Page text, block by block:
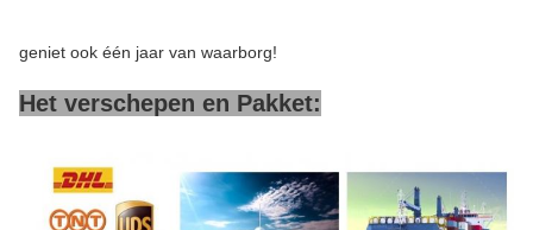
geniet ook één jaar van waarborg!
Het verschepen en Pakket: